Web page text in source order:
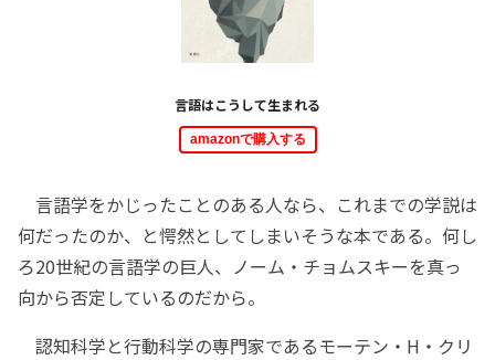
言語はこうして生まれる
amazonで購入する
言語学をかじったことのある人なら、これまでの学説は
何だったのか、と愕然としてしまいそうな本である。何し
ろ20世紀の言語学の巨人、ノーム・チョムスキーを真っ
向から否定しているのだから。
認知科学と行動科学の専門家であるモーテン・H・クリ